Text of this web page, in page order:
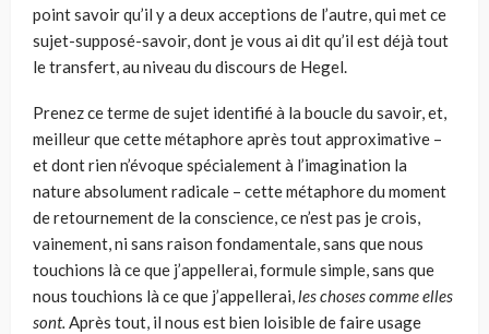
point savoir qu’il y a deux acceptions de l’autre, qui met ce
sujet-supposé-savoir, dont je vous ai dit qu’il est déjà tout
le transfert, au niveau du discours de Hegel.
Prenez ce terme de sujet identifié à la boucle du savoir, et,
meilleur que cette métaphore après tout approximative –
et dont rien n’évoque spécialement à l’imagination la
nature absolument radicale – cette métaphore du moment
de retournement de la conscience, ce n’est pas je crois,
vainement, ni sans raison fondamentale, sans que nous
touchions là ce que j’appellerai, formule simple, sans que
nous touchions là ce que j’appellerai,les choses comme elles
sont. Après tout, il nous est bien loisible de faire usage